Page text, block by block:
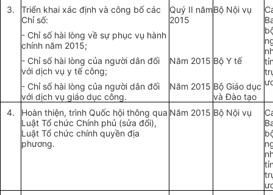
3.
Triển khai xác định và công bố các
Chỉ số:
- Chỉ số hài lòng về sự phục vụ hành
chính năm 2015;
Quý II năm
2015
Bộ Nội vụ
- Chỉ số hài lòng của người dân đối
với dịch vụ y tế công;
Năm 2015 Bộ Y tế
- Chỉ số hài lòng của người dân đối
với dịch vụ giáo dục công.
Năm 2015 Bộ Giáo dục
và Đào tạo
4.
Hoàn thiện, trình Quốc hội thông qua
Luật Tổ chức Chính phủ (sửa đổi),
Luật Tổ chức chính quyền địa
phương.
Năm 2015 Bộ Nội vụ